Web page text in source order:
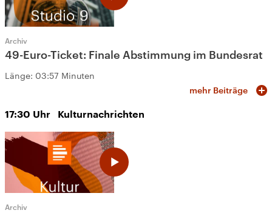
Archiv
49-Euro-Ticket: Finale Abstimmung im Bundesrat
Länge: 03:57 Minuten
mehr Beiträge
17:30 Uhr Kulturnachrichten
Archiv